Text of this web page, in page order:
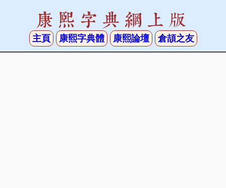
康熙字典網上版
主頁 康熙字典體 康熙論壇 倉頡之友